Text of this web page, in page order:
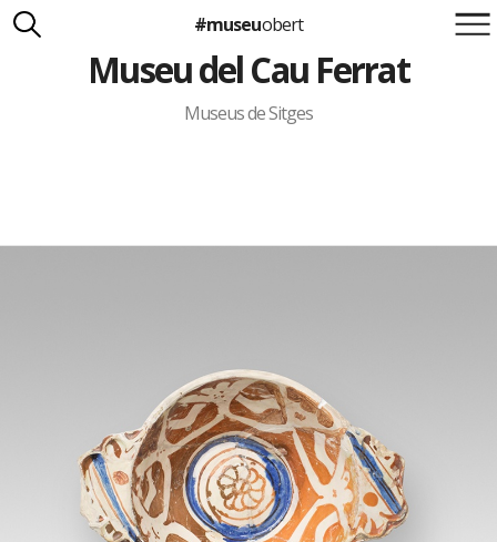
Suma't a la iniciativa
Carlota Royo
Francesca Barcellona
#museuobert
Museu del Cau Ferrat
Museus de Sitges